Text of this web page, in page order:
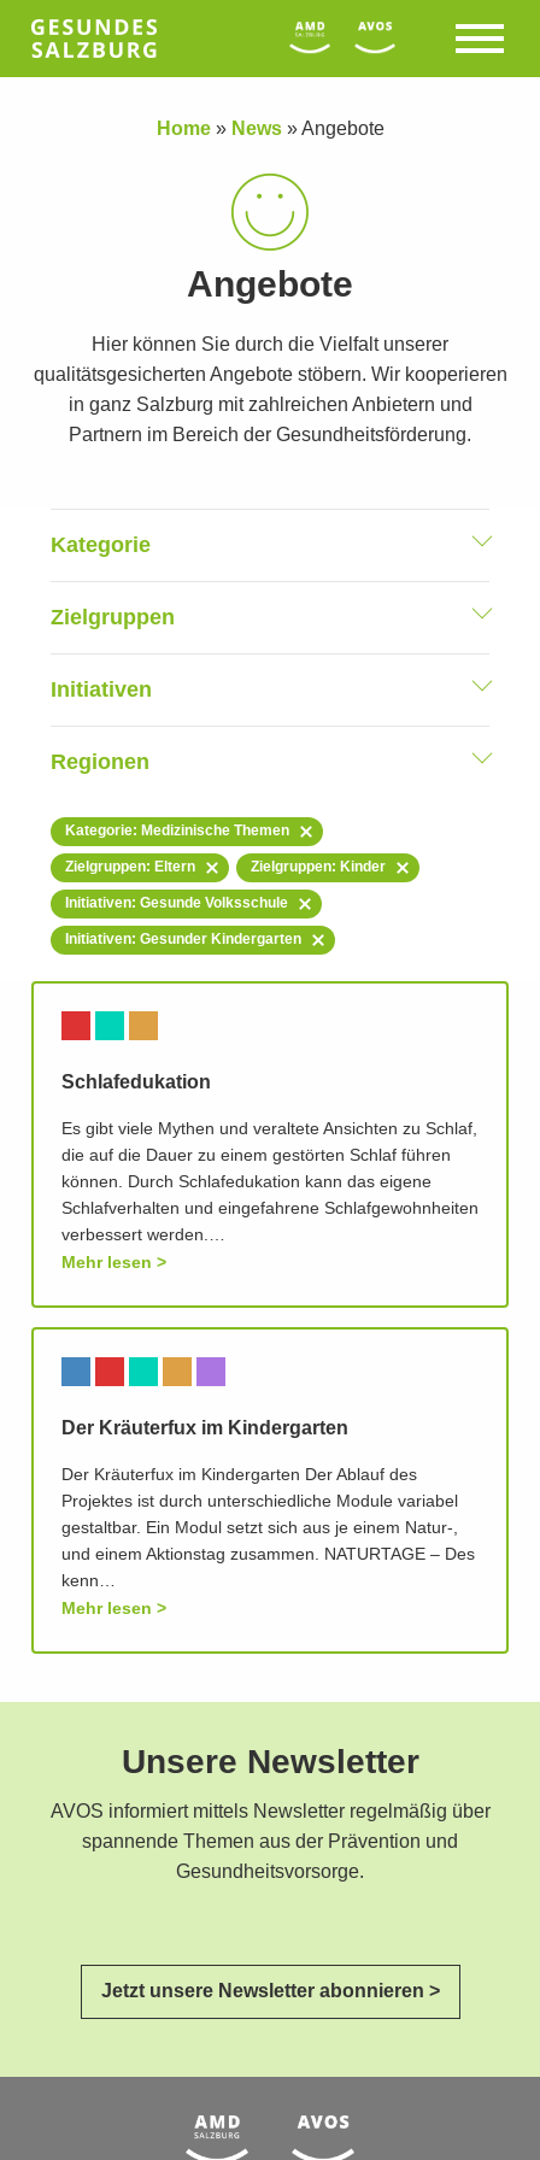
Home» News»Angebote
Angebote
Hier können Sie durch die Vielfalt unserer
qualitätsgesicherten Angebote stöbern. Wir kooperieren
in ganz Salzburg mit zahlreichen Anbietern und
Partnern im Bereich der Gesundheitsförderung.
Kategorie
Zielgruppen
Initiativen
Regionen
Kategorie: Medizinische Themen
Zielgruppen: Eltern Zielgruppen: Kinder
Initiativen: Gesunde Volksschule
Initiativen: Gesunder Kindergarten
Schlafedukation
Es gibt viele Mythen und veraltete Ansichten zu Schlaf,
die auf die Dauer zu einem gestörten Schlaf führen
können. Durch Schlafedukation kann das eigene
Schlafverhalten und eingefahrene Schlafgewohnheiten
verbessert werden.…
Mehr lesen
Der Kräuterfux im Kindergarten
Der Kräuterfux im Kindergarten Der Ablauf des
Projektes ist durch unterschiedliche Module variabel
gestaltbar. Ein Modul setzt sich aus je einem Natur-,
und einem Aktionstag zusammen. NATURTAGE – Des
kenn…
Mehr lesen
Unsere Newsletter
AVOS informiert mittels Newsletter regelmäßig über
spannende Themen aus der Prävention und
Gesundheitsvorsorge.
Jetzt unsere Newsletter abonnieren >